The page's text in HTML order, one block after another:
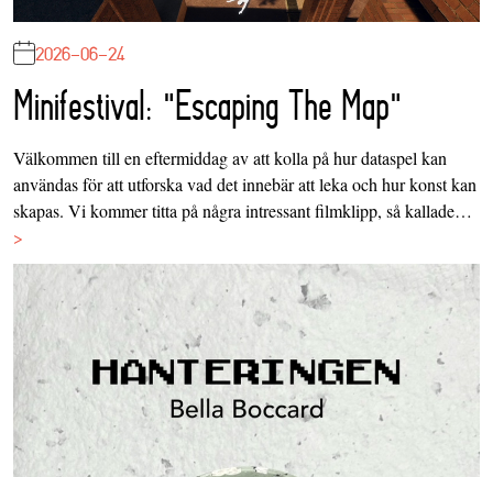
2026-06-24
Minifestival: "Escaping The Map"
Välkommen till en eftermiddag av att kolla på hur dataspel kan
användas för att utforska vad det innebär att leka och hur konst kan
skapas. Vi kommer titta på några intressant filmklipp, så kallade…
>